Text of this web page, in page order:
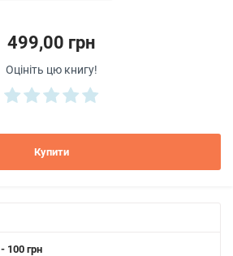
499,00 грн
Оцініть цю книгу!
Купити
- 100 грн